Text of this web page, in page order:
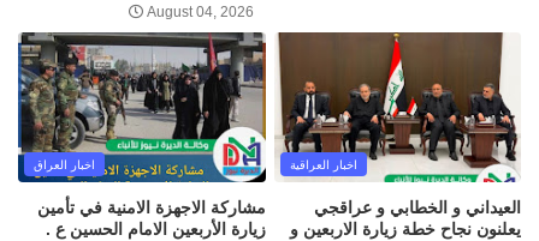
August 04, 2026
اخبار العراقية
العيداني و الخطابي و عراقجي
يعلنون نجاح خطة زيارة الاربعين و
اخبار العراق
مشاركة الاجهزة الامنية في تأمين
زيارة الأربعين الامام الحسين ع .